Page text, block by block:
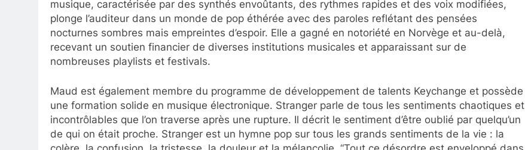
musique, caractérisée par des synthés envoûtants, des rythmes rapides et des voix modifiées,
plonge l’auditeur dans un monde de pop éthérée avec des paroles reflétant des pensées
nocturnes sombres mais empreintes d’espoir. Elle a gagné en notoriété en Norvège et au-delà,
recevant un soutien financier de diverses institutions musicales et apparaissant sur de
nombreuses playlists et festivals.
Maud est également membre du programme de développement de talents Keychange et possède
une formation solide en musique électronique. Stranger parle de tous les sentiments chaotiques et
incontrôlables que l’on traverse après une rupture. Il décrit le sentiment d’être oublié par quelqu’un
de qui on était proche. Stranger est un hymne pop sur tous les grands sentiments de la vie : la